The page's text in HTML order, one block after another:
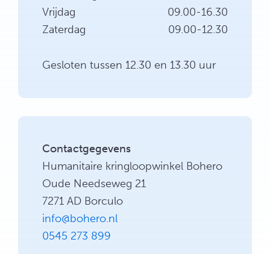
Vrijdag
09.00-16.30
Zaterdag
09.00-12.30
Gesloten tussen 12.30 en 13.30 uur
Contactgegevens
Humanitaire kringloopwinkel Bohero
Oude Needseweg 21
7271 AD Borculo
info@bohero.nl
0545 273 899